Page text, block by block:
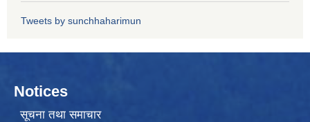
Tweets by sunchhaharimun
Notices
सूचना तथा समाचार